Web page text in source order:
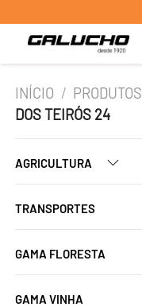
INÍCIO / PRODUTOS
DOS TEIRÓS 24
AGRICULTURA
TRANSPORTES
GAMA FLORESTA
GAMA VINHA